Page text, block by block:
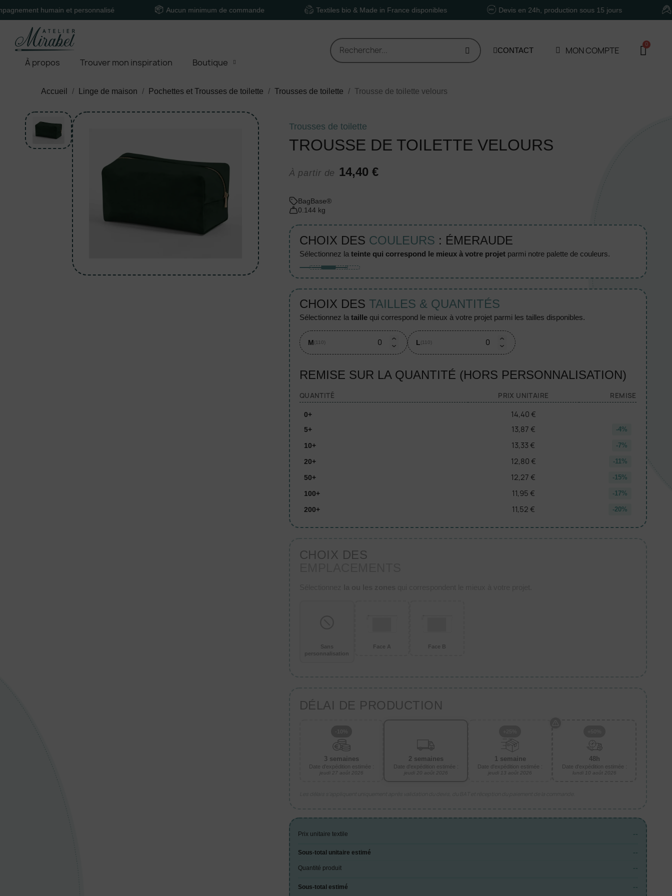
humain et personnalisé Aucun minimum de commande Textiles bio & Made in France disponibles Devis en 24h, production sous 15 jours Un
À propos Trouver mon inspiration Boutique
CONTACT MON COMPTE
Accueil Linge de maison Pochettes et Trousses de toilette Trousses de toilette Trousse de toilette velours
Trousses de toilette
TROUSSE DE TOILETTE VELOURS
À partir de 14,40 €
BagBase®
0.144 kg
CHOIX DES COULEURS : ÉMERAUDE
sélectionnez la teinte qui correspond le mieux à votre projetparmi notre palette de couleurs.
CHOIX DES TAILLES & QUANTITÉS
sélectionnez la taillequi correspond le mieux à votre projet parmi les tailles disponibles.
M(110) L(110)
REMISE SUR LA QUANTITÉ (HORS PERSONNALISATION)
QUANTITÉ PRIX UNITAIRE REMISE
0+ 14,40 €
5+ 13,87 € -4%
10+ 13,33 € -7%
20+ 12,80 € -11%
50+ 12,27 € -15%
100+ 11,95 € -17%
200+ 11,52 € -20%
CHOIX DES
Sans
personnalisation
Face A Face B
DÉLAI DE PRODUCTION
3 semaines
Date d'expédition estimée :
jeudi 27 août 2026
2 semaines
Date d'expédition estimée :
jeudi 20 août 2026
1 semaine
Date d'expédition estimée :
jeudi 13 août 2026
48h
Date d'expédition estimée :
lundi 10 août 2026
Prix unitaire textile --
Sous-total unitaire estimé --
Quantité produit --
Sous-total estimé --